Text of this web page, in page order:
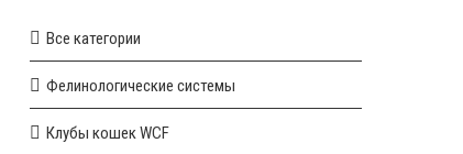
Все категории
Фелинологические системы
Клубы кошек WCF